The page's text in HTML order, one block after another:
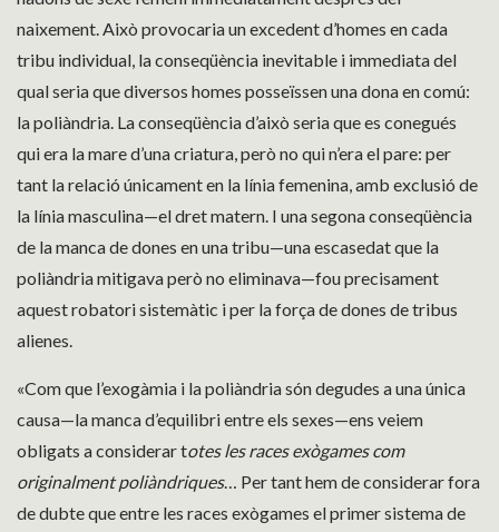
naixement. Això provocaria un excedent d’homes en cada
tribu individual, la conseqüència inevitable i immediata del
qual seria que diversos homes posseïssen una dona en comú:
la poliàndria. La conseqüència d’això seria que es conegués
qui era la mare d’una criatura, però no qui n’era el pare: per
tant la relació únicament en la línia femenina, amb exclusió de
la línia masculina—el dret matern. I una segona conseqüència
de la manca de dones en una tribu—una escasedat que la
poliàndria mitigava però no eliminava—fou precisament
aquest robatori sistemàtic i per la força de dones de tribus
alienes.
«Com que l’exogàmia i la poliàndria són degudes a una única
causa—la manca d’equilibri entre els sexes—ens veiem
obligats a considerar totes les races exògames com
originalment poliàndriques… Per tant hem de considerar fora
de dubte que entre les races exògames el primer sistema de